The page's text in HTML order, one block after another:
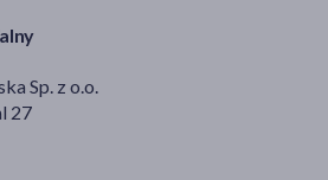
Sp. z o.o.
27